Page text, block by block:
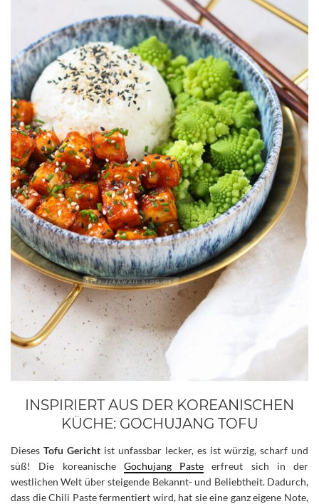
INSPIRIERT AUS DER KOREANISCHEN
KÜCHE: GOCHUJANG TOFU
Dieses Tofu Gericht ist unfassbar lecker, es ist würzig, scharf und
süß! Die koreanische Gochujang Paste erfreut sich in der
westlichen Welt über steigende Bekannt- und Beliebtheit. Dadurch,
dass die Chili Paste fermentiert wird, hat sie eine ganz eigene Note,